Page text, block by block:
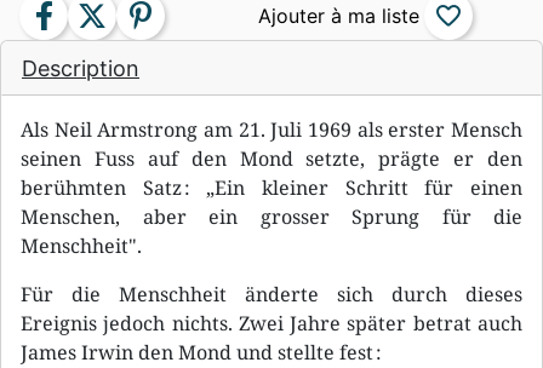
Description
Als Neil Armstrong am 21. Juli 1969 als erster Mensch
seinen Fuss auf den Mond setzte, prägte er den
berühmten Satz : „Ein kleiner Schritt für einen
Menschen, aber ein grosser Sprung für die
Menschheit".
Für die Menschheit änderte sich durch dieses
Ereignis jedoch nichts. Zwei Jahre später betrat auch
James Irwin den Mond und stellte fest :
facebook twitter pinterest favorite_border